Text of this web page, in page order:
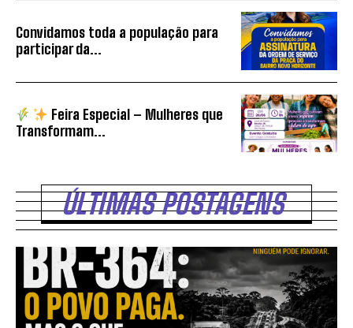
Convidamos toda a população para
participar da...
Feira Especial – Mulheres que
Transformam...
ÚLTIMAS POSTAGENS